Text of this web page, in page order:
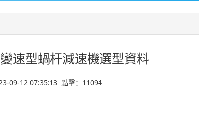
速型蝸杆減速機選型資料
09-12 07:35:13 點擊： 11094